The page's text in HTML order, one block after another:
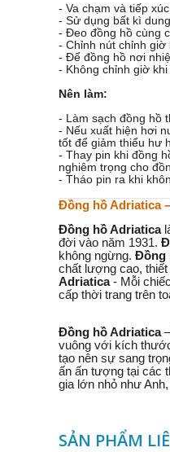
- Va chạm và tiếp
- Sử dụng bất kì
- Đeo đồng hồ cùng
- Chỉnh nút chỉnh giờ
- Để đồng hồ nơi
- Không chỉnh giờ
Nên làm:
- Làm sạch đồng hồ
- Nếu xuất hiện hơi
tốt để giảm thiểu hư
- Thay pin khi đồng
nghiêm trọng cho
- Tháo pin ra khi
Đồng hồ Adriatica
Đồng hồ Adriatica
đời vào năm 1931.
không ngừng. Đồng
chất lượng cao,
Adriatica- Mỗi
cấp thời trang trên
Đồng hồ Adriatica–
vuông với kích
tạo nên sự sang
ấn ấn tượng tại các
gia lớn nhỏ như
SẢN PHẨM